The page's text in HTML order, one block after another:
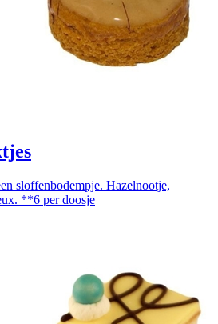
sloffenbodempje. Hazelnootje,
**6 per doosje